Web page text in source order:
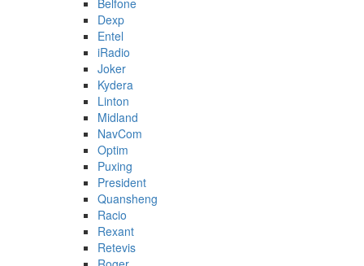
Dexp
Entel
iRadio
Joker
Kydera
Linton
Midland
NavCom
Optim
Puxing
President
Quansheng
Racio
Rexant
Retevis